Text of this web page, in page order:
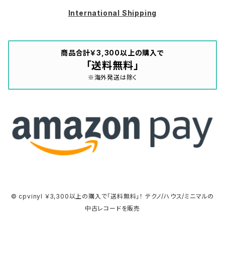
International Shipping
商品合計￥3,300以上の購入で
「送料無料」
※海外発送は除く
© cpvinyl ￥3,300以上の購入で「送料無料」！ テクノ/ハウス/ミニマルの
中古レコードを販売